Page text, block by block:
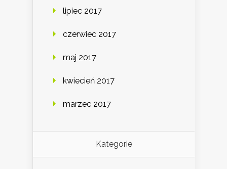
lipiec 2017
czerwiec 2017
maj 2017
kwiecień 2017
marzec 2017
Kategorie